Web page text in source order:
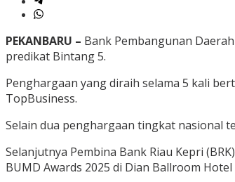
PEKANBARU – Bank Pembangunan
predikat Bintang 5.
Penghargaan yang diraih selama 5 kali
TopBusiness.
Selain dua penghargaan tingkat nasional
Selanjutnya Pembina Bank Riau Kepri
BUMD Awards 2025 di Dian Ballroom